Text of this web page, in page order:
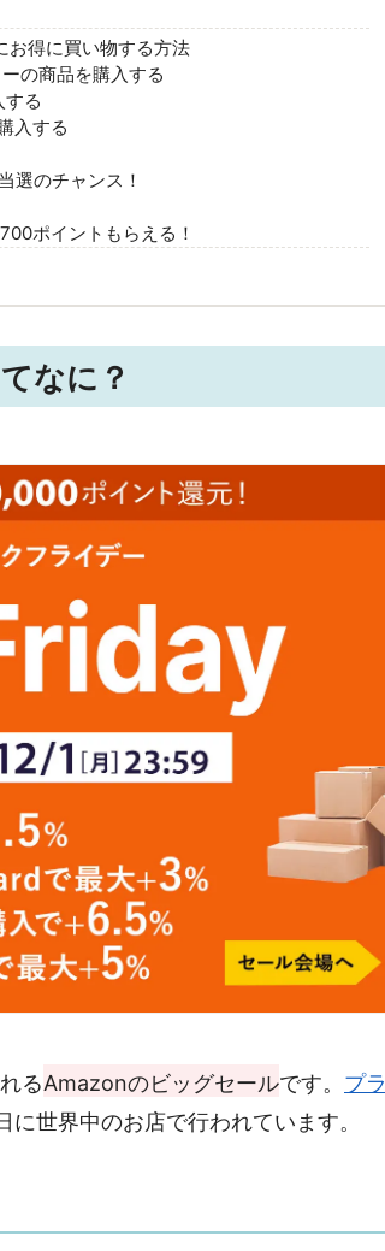
お得に買い物する方法
の商品を購入する
する
入する
選のチャンス！
ポイントもらえる！
なに？
るAmazonのビッグセールです。 プラ
世界中のお店で行われています。